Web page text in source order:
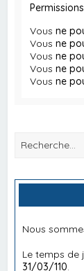
Vousne
Vousne
Vousne
Vousne
Vousne
Nous
Le temps de
31/03/110